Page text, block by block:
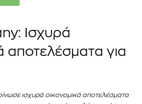
Ισχυρά
αποτελέσματα για
ισχυρά οικονομικά αποτελέσματα